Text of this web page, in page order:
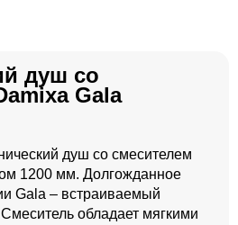
душ со
Gala
душ со смесителем
1200 мм. Долгожданное
Gala – встраиваемый
обладает мягкими